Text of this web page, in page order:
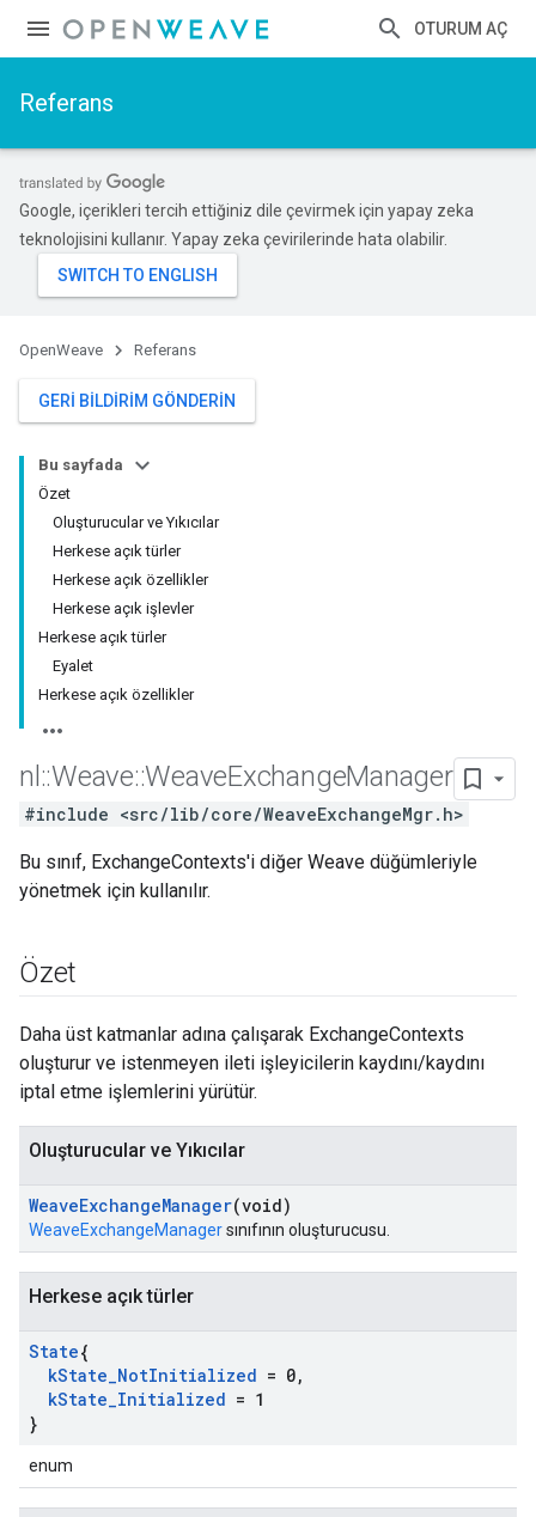
OTURUM AÇ
Referans
Google, içerikleri tercih ettiğiniz dile çevirmek için yapay zeka
teknolojisini kullanır. Yapay zeka çevirilerinde hata olabilir.
OpenWeave Referans
GERI BILDIRIM GÖNDERIN
Bu sayfada
Özet
Oluşturucular ve Yıkıcılar
Herkese açık türler
Herkese açık özellikler
Herkese açık işlevler
Herkese açık türler
Eyalet
Herkese açık özellikler
nl ::Weave::WeaveExchangeManager
#include <src/lib/core/WeaveExchangeMgr.h>
Bu sınıf, ExchangeContexts'i diğer Weave düğümleriyle
yönetmek için kullanılır.
Özet
Daha üst katmanlar adına çalışarak ExchangeContexts
oluşturur ve istenmeyen ileti işleyicilerin kaydını/kaydını
iptal etme işlemlerini yürütür.
Oluşturucular ve Yıkıcılar
WeaveExchangeManager(void)
WeaveExchangeManagersınıfının oluşturucusu.
Herkese açık türler
State{
kState_NotInitialized = 0,
kState_Initialized = 1
}
enum